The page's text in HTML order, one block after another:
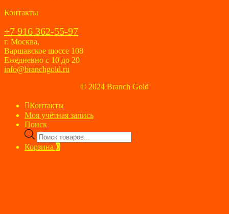
Контакты
+7 916 362-55-97
г. Москва,
Варшавское шоссе 108
Ежедневно с 10 до 20
info@branchgold.ru
© 2024 Branch Gold
Контакты
Моя учётная запись
Поиск
Поиск
товаров
Корзина 0